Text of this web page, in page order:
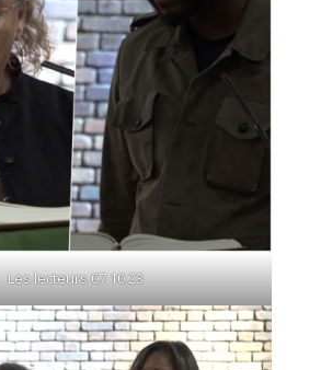
Les lecteurs 07.10.23